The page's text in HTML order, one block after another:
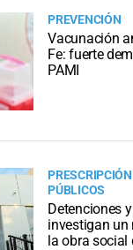
PREVENCIÓN
Vacunación
Fe: fuerte
PAMI
PÚBLICOS
Detenciones
investigan un
la obra social